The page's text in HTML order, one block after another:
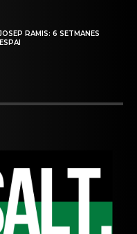
RAMIS: 6 SETMANES